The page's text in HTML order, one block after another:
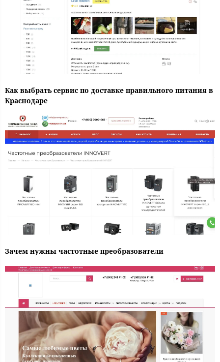
Как выбрать сервис по доставке правильного питания в
Краснодаре
Зачем нужны частотные преобразователи